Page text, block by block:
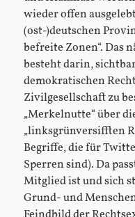
wieder offen
(ost-)deutschen
befreite Zonen“. Das
besteht darin,
demokratischen
Zivilgesellschaft zu
„Merkelnutte“ über
„linksgrünversifften
Begriffe, die für
Sperren sind). Da
Mitglied ist und sich
Grund- und